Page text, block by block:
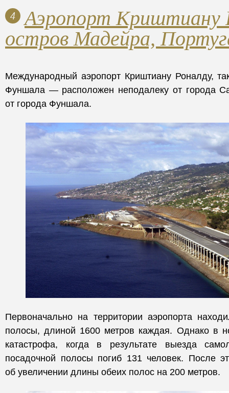
4
Аэропорт Криштиану
остров Мадейра,
Международный аэропорт Криштиану Роналду,
Фуншала — расположен неподалеку от города
от города Фуншала.
Первоначально на территории аэропорта
полосы, длиной 1600 метров каждая. Однако в
катастрофа, когда в результате выезда
посадочной полосы погиб 131 человек. После
об увеличении длины обеих полос на 200 метров.